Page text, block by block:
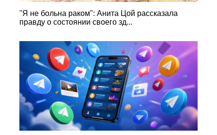
"Я не больна раком": Анита Цой рассказала
правду о состоянии своего зд...